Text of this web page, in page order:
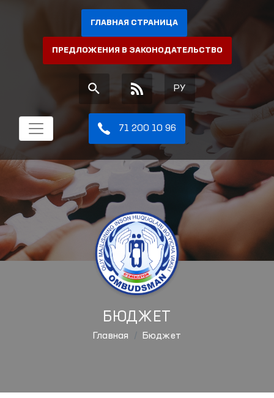
ГЛАВНАЯ СТРАНИЦА
ПРЕДЛОЖЕНИЯ В ЗАКОНОДАТЕЛЬСТВО
РУ
71 200 10 96
БЮДЖЕТ
Главная Бюджет